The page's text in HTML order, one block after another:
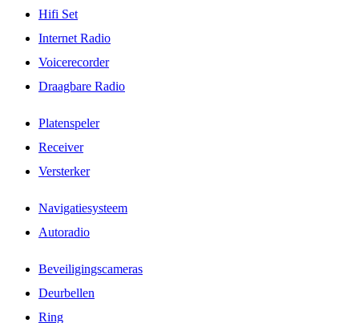
Hifi Set
Internet Radio
Voicerecorder
Draagbare Radio
Platenspeler
Receiver
Versterker
Navigatiesysteem
Autoradio
Beveiligingscameras
Deurbellen
Ring